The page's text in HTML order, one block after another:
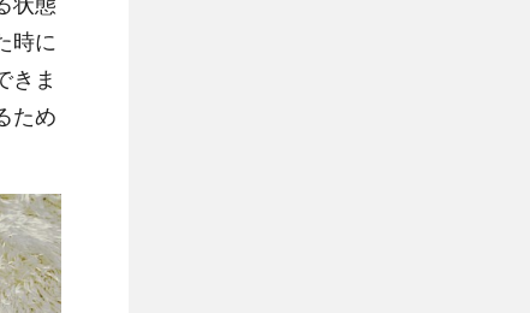
時に
きま
ため